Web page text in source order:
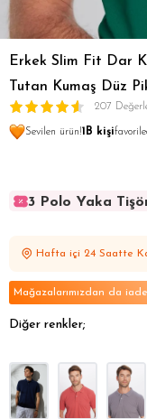
Erkek Slim Fit Dar
Tutan Kumaş Düz
207
Sevilen ürün!1B kişi
3 Polo Yaka
3 Polo Yaka
Hafta içi 24 Saatte
Mağazalarımızdan da
Diğer renkler;